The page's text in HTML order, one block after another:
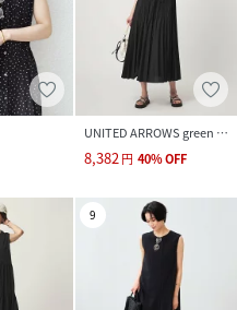
UNITED ARROWS green label relaxing
8,382円 40%OFF
9